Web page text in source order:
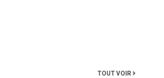
TOUT VOIR